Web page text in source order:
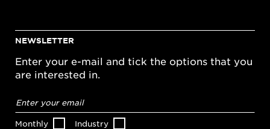
NEWSLETTER
Enter your e-mail and tick the options that you
are interested in.
address*
Monthly Industry